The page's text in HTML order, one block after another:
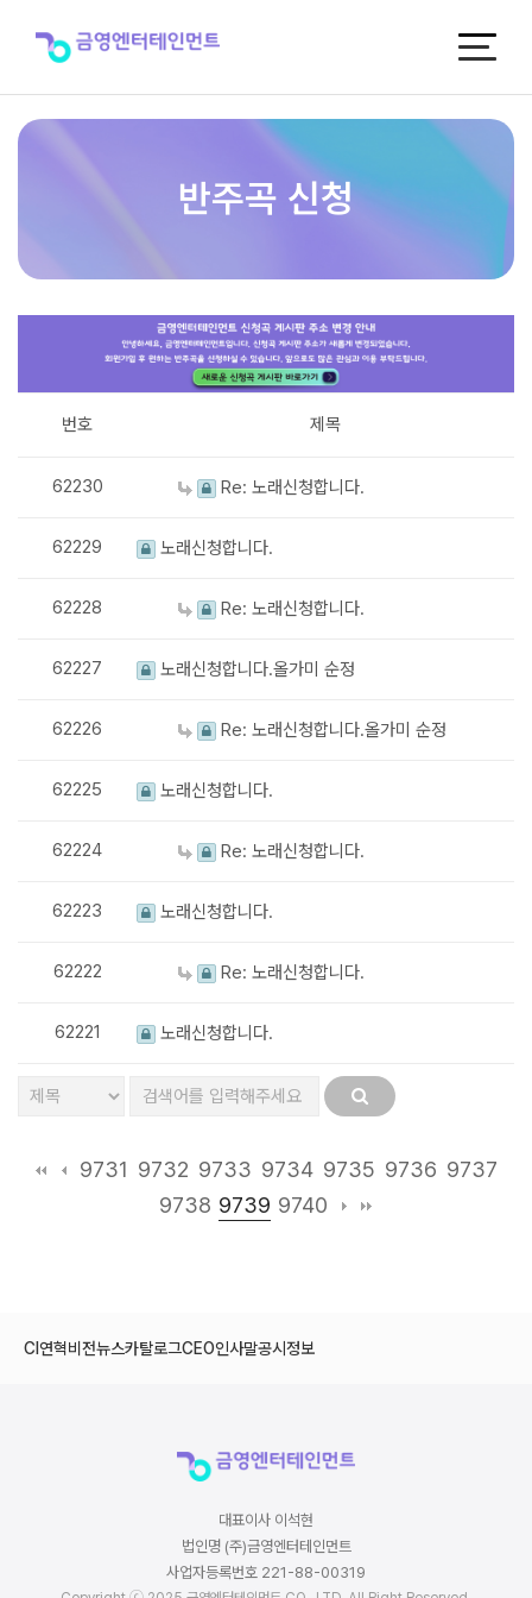
반주곡 신청
번호 제목
62230 Re: 노래신청합니다.
62229 노래신청합니다.
62228 Re: 노래신청합니다.
62227 노래신청합니다.올가미 순정
62226 Re: 노래신청합니다.올가미 순정
62225 노래신청합니다.
62224 Re: 노래신청합니다.
62223 노래신청합니다.
62222 Re: 노래신청합니다.
62221 노래신청합니다.
9731 9732 9733 9734 9735 9736 9737
9738 9739 9740
CI 연혁비전뉴스카탈로그CEO인사말공시정보
대표이사 이석현
법인명 (주)금영엔터테인먼트
사업자등록번호 221-88-00319